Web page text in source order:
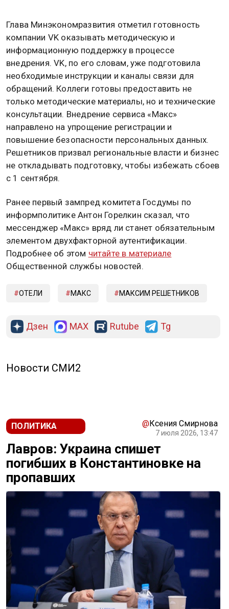
Глава Минэкономразвития отметил готовность
компании VK оказывать методическую и
информационную поддержку в процессе
внедрения. VK, по его словам, уже подготовила
необходимые инструкции и каналы связи для
обращений. Коллеги готовы предоставить не
только методические материалы, но и технические
консультации. Внедрение сервиса «Макс»
направлено на упрощение регистрации и
повышение безопасности персональных данных.
Решетников призвал региональные власти и бизнес
не откладывать подготовку, чтобы избежать сбоев
с 1 сентября.
Ранее первый зампред комитета Госдумы по
информполитике Антон Горелкин сказал, что
мессенджер «Макс» вряд ли станет обязательным
элементом двухфакторной аутентификации.
Подробнее об этом читайте в материале
Общественной службы новостей.
ОТЕЛИ МАКС МАКСИМ РЕШЕТНИКОВ
Дзен MAX Rutube Tg
Новости СМИ2
ПОЛИТИКА @Ксения Смирнова
7 июля 2026, 13:47
Лавров: Украина спишет
погибших в Константиновке на
пропавших